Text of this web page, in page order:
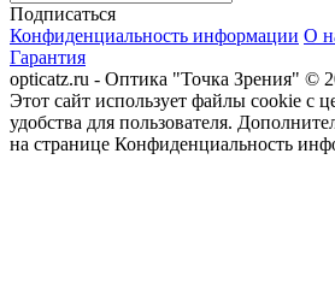
Подписаться
Конфиденциальность информации О
Гарантия
opticatz.ru - Оптика "Точка Зрения" ©
Этот сайт использует файлы cookie с
удобства для пользователя.
на странице Конфиденциальность